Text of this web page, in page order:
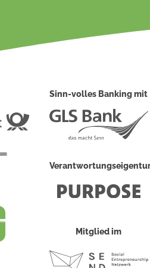
Deutsche
Sinn-volles Banking mit
Mitglied im